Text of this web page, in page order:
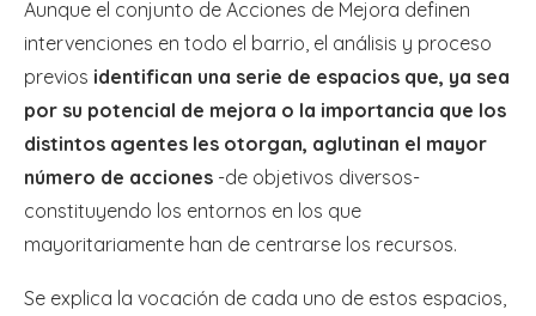
Aunque el conjunto de Acciones de Mejora definen
intervenciones en todo el barrio, el análisis y proceso
previos identifican una serie de espacios que, ya sea
por su potencial de mejora o la importancia que los
distintos agentes les otorgan, aglutinan el mayor
número de acciones -de objetivos diversos-
constituyendo los entornos en los que
mayoritariamente han de centrarse los recursos.
Se explica la vocación de cada uno de estos espacios,